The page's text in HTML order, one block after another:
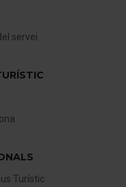
servei
Turístic